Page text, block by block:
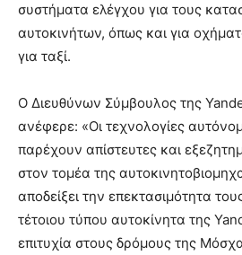
συστήματα ελέγχου για τους
αυτοκινήτων, όπως και για
για ταξί.
Ο Διευθύνων Σύμβουλος της
ανέφερε: «Οι τεχνολογίες
παρέχουν απίστευτες και
στον τομέα της
αποδείξει την επεκτασιμότητα
τέτοιου τύπου αυτοκίνητα της
επιτυχία στους δρόμους της